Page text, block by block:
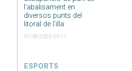
l’abalisament en
diversos punts del
litoral de l’illa
07/08/2026 05:17
ESPORTS